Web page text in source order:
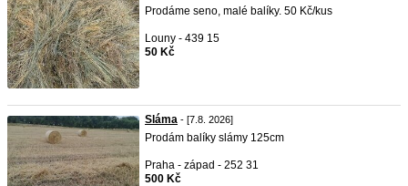
Prodáme seno, malé balíky. 50 Kč/kus
Louny - 439 15
50 Kč
Sláma - [7.8. 2026]
Prodám balíky slámy 125cm
Praha - západ - 252 31
500 Kč